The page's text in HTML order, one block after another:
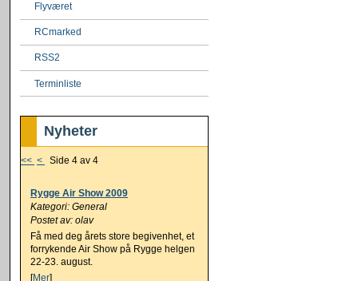
Flyværet
RCmarked
RSS2
Terminliste
Nyheter
<< < Side 4 av 4
Rygge Air Show 2009
Kategori: General
Postet av: olav
Få med deg årets store begivenhet, et
forrykende Air Show på Rygge helgen
22-23. august.
[Mer]